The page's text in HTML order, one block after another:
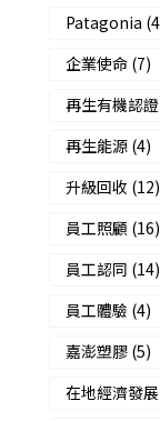
Patagonia
企業使命 (7)
再生有機認證
再生能源 (4)
升級回收 (12)
員工照顧 (16)
員工認同 (14)
員工體驗 (4)
嘉澎塑膠 (5)
在地經濟發展